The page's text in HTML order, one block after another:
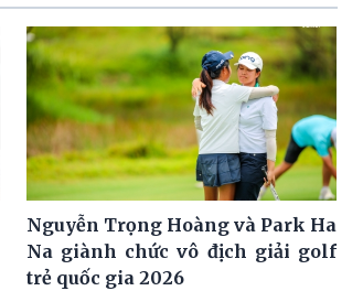
Nguyễn Trọng Hoàng và Park Ha
Na giành chức vô địch giải golf
trẻ quốc gia 2026